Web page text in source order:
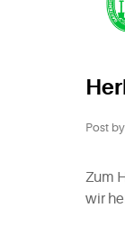
Post by
Zum
wir